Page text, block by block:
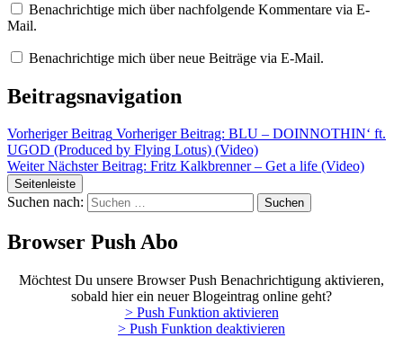
Benachrichtige mich über nachfolgende Kommentare via E-
Mail.
Benachrichtige mich über neue Beiträge via E-Mail.
Beitragsnavigation
Vorheriger Beitrag Vorheriger Beitrag: BLU – DOINNOTHIN‘ ft.
UGOD (Produced by Flying Lotus) (Video)
Weiter Nächster Beitrag: Fritz Kalkbrenner – Get a life (Video)
Seitenleiste
Suchen nach:
Browser Push Abo
Möchtest Du unsere Browser Push Benachrichtigung aktivieren,
sobald hier ein neuer Blogeintrag online geht?
> Push Funktion aktivieren
> Push Funktion deaktivieren